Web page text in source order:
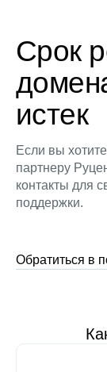
Срок
истек
Если вы
партнеру
контакты для
поддержки.
Обратиться в